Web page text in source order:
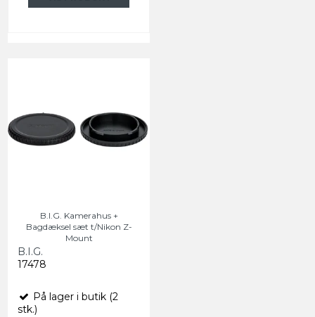
B.I.G. Kamerahus +
Bagdæksel sæt t/Nikon Z-
Mount
B.I.G.
17478
På lager i butik (2
stk.)